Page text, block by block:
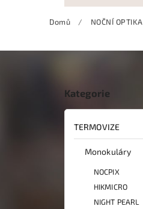
Domů / NOČNÍ OPTIKA
Kategorie
TERMOVIZE
Monokuláry
NOCPIX
HIKMICRO
NIGHT PEARL